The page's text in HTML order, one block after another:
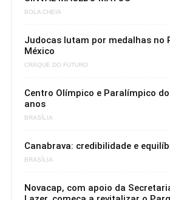
BOLA CHEIA
Judocas lutam por medalhas no
México
CRAQUE DO FUTURO
Centro Olímpico e Paralímpico
anos
BRASÍLIA
Canabrava: credibilidade e
BRASÍLIA
Novacap, com apoio da